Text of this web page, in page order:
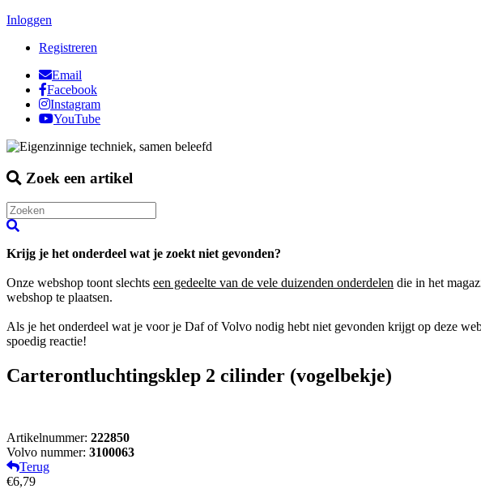
Inloggen
Registreren
Email
Facebook
Instagram
YouTube
Zoek een artikel
Krijg je het onderdeel wat je zoekt niet gevonden?
Onze webshop toont slechts een gedeelte van de vele duizenden onderdelen die in het
webshop te plaatsen.
Als je het onderdeel wat je voor je Daf of Volvo nodig hebt niet gevonden krijgt op deze
spoedig reactie!
Carterontluchtingsklep 2 cilinder (vogelbekje)
Artikelnummer: 222850
Volvo nummer: 3100063
Terug
€6,79